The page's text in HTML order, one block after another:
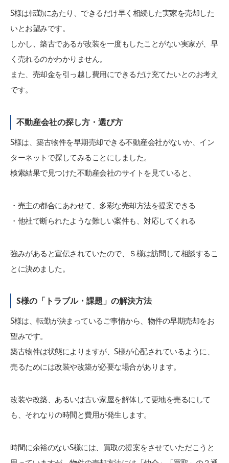
S様は転勤にあたり、できるだけ早く相続した実家を売却した
いとお望みです。
しかし、築古であるが改装を一度もしたことがない実家が、早
く売れるのかわかりません。
また、売却金を引っ越し費用にできるだけ充てたいとのお考え
です。
不動産会社の探し方・選び方
S様は、築古物件を早期売却できる不動産会社がないか、イン
ターネットで探してみることにしました。
検索結果で見つけた不動産会社のサイトを見ていると、
・売主の都合にあわせて、多彩な売却方法を提案できる
・他社で断られたような難しい案件も、対応してくれる
強みがあると宣伝されていたので、Ｓ様は訪問して相談するこ
とに決めました。
S様の「トラブル・課題」の解決方法
S様は、転勤が決まっているご事情から、物件の早期売却をお
望みです。
築古物件は状態によりますが、S様が心配されているように、
売るためには改装や改築が必要な場合があります。
改装や改築、あるいは古い家屋を解体して更地を売るにして
も、それなりの時間と費用が発生します。
時間に余裕のないS様には、買取の提案をさせていただこうと